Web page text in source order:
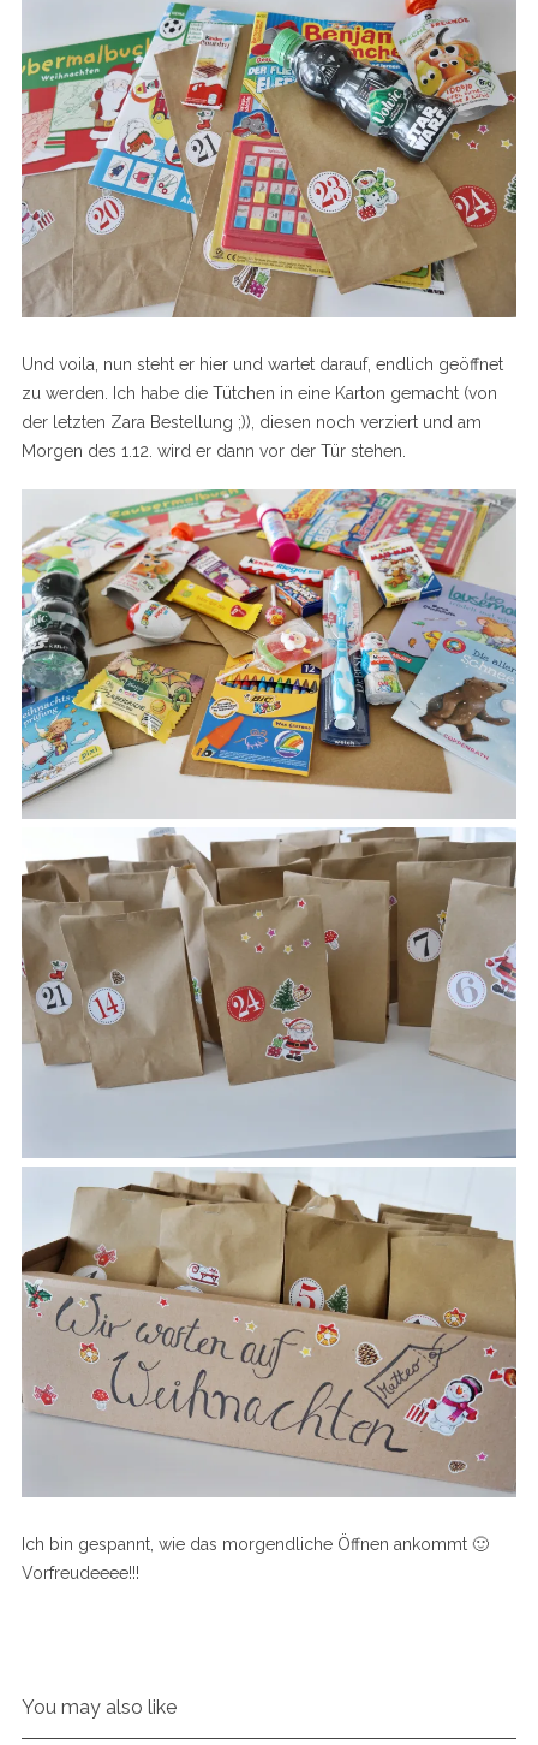
Und voila, nun steht er hier und wartet darauf, endlich geöffnet
zu werden. Ich habe die Tütchen in eine Karton gemacht (von
der letzten Zara Bestellung ;)), diesen noch verziert und am
Morgen des 1.12. wird er dann vor der Tür stehen.
Ich bin gespannt, wie das morgendliche Öffnen ankommt 🙂
Vorfreudeeee!!!
You may also like